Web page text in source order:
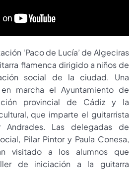
‘Paco de Lucía’ de Algeciras
flamenca dirigido a niños de
social de la ciudad. Una
marcha el Ayuntamiento de
provincial de Cádiz y la
que imparte el guitarrista
Andrades. Las delegadas de
Pilar Pintor y Paula Conesa,
visitado a los alumnos que
de iniciación a la guitarra